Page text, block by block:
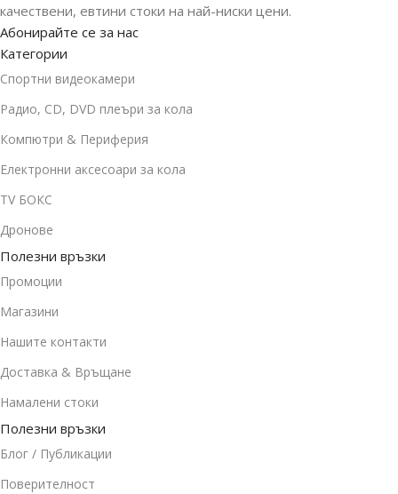
качествени, евтини стоки на най-ниски цени.
Абонирайте се за нас
Категории
Спортни видеокамери
Радио, CD, DVD плеъри за кола
Компютри & Периферия
Електронни аксесоари за кола
TV БОКС
Дронове
Полезни връзки
Промоции
Магазини
Нашите контакти
Доставка & Връщане
Намалени стоки
Полезни връзки
Блог / Публикации
Поверителност